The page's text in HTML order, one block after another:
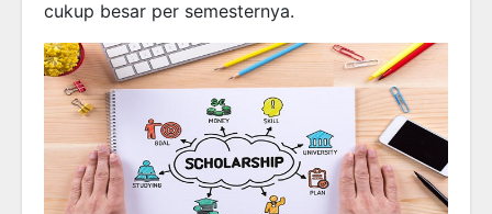
cukup besar per semesternya.